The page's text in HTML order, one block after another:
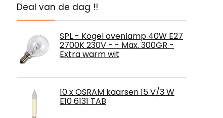
Deal van de dag !!
SPL - Kogel ovenlamp 40W E27
2700K 230V - - Max. 300GR -
Extra warm wit
10 x OSRAM kaarsen 15 V/3 W
E10 6131 TAB